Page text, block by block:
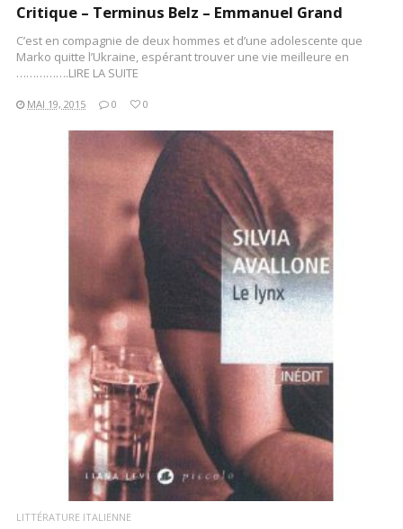
Critique – Terminus Belz – Emmanuel Grand
C’est en compagnie de deux hommes et d’une adolescente que
Marko quitte l’Ukraine, espérant trouver une vie meilleure en
…………….LIRE LA SUITE
MAI 19, 2015 0 0
LIRE LA SUITE
LITTÉRATURE ITALIENNE